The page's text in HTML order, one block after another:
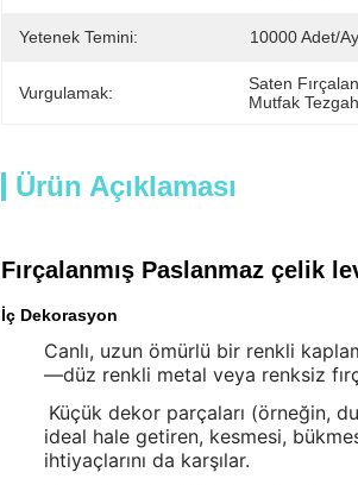
Yetenek Temini: 10000 Adet/ay
Vurgulamak: Saten
Mutfak
Ürün Açıklaması
Fırçalanmış Paslanmaz çelik
İç Dekorasyon
Canlı, uzun ömürlü bir renkli
—düz renkli metal veya renksiz
Küçük dekor parçaları (örneğin,
ideal hale getiren, kesmesi,
ihtiyaçlarını da karşılar.